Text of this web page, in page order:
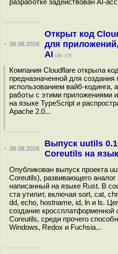
разработке задействован AI-
· 06.08.2026
Открыт код
для
AI (38 –17)
Компания Cloudflare открыла
предназначенной для
использованием вайб-кодинга,
работы с этими приложениями
на языке TypeScript и
Apache 2.0...
· 06.08.2026
Выпуск uutils
Coreutils на
Опубликован выпуск проекта
Coreutils), развивающего аналог
написанный на языке Rust. В
ста утилит, включая sort, cat,
dd, echo, hostname, id, ln и ls.
создание кроссплатформенной
Coreutils, среди прочего
Windows, Redox и Fuchsia...